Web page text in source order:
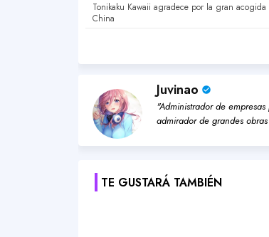
Tonikaku Kawaii agradece por la gran acogida
China
Juvinao
"Administrador de
admirador de grandes
TE GUSTARÁ TAMBIÉN